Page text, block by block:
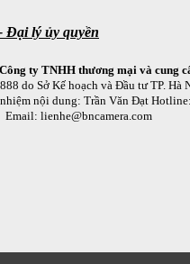
Đại lý ủy quyền
Công ty TNHH thương mại và cung
do Sở Kế hoạch và Đầu tư TP. Hà
nội dung: Trần Văn Đạt
Email: lienhe@bncamera.com